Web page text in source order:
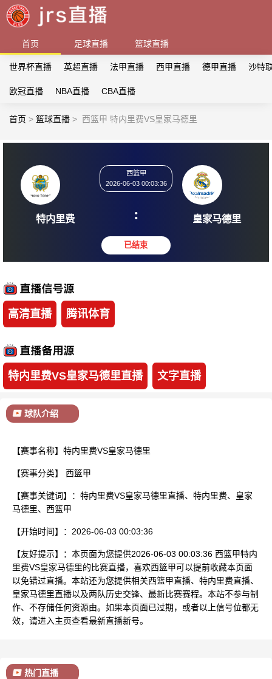
首页 足球直播 篮球直播
世界杯直播 英超直播 法甲直播 西甲直播 德甲直播 沙特
欧冠直播 NBA直播 CBA直播
首页 > 篮球直播 > 西篮甲 特内里费VS皇家马德里
2026-06-03 00:03:36
:
高清直播 腾讯体育
特内里费VS皇家马德里直播 文字直播
球队介绍
【赛事名称】特内里费VS皇家马德里
【赛事分类】 西篮甲
【赛事关键词】：特内里费VS皇家马德里直播、特内里费、皇家
马德里、西篮甲
【开始时间】：2026-06-03 00:03:36
【友好提示】：本页面为您提供2026-06-03 00:03:36 西篮甲特内
里费VS皇家马德里的比赛直播，喜欢西篮甲可以提前收藏本页面
以免错过直播。本站还为您提供相关西篮甲直播、特内里费直播、
皇家马德里直播以及两队历史交锋、最新比赛赛程。本站不参与制
作、不存储任何资源由。如果本页面已过期，或者以上信号位都无
效，请进入主页查看最新直播新号。
热门直播